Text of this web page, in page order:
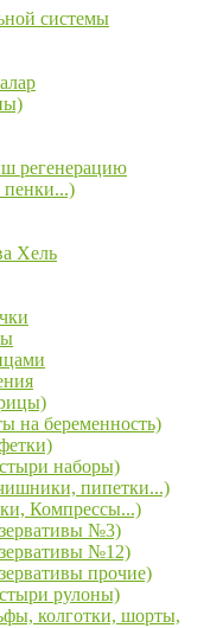
системы
регенерацию
пенки...)
Хель
на беременность)
наборы)
пипетки...)
Компрессы...)
№3)
№12)
прочие)
рулоны)
колготки, шорты,